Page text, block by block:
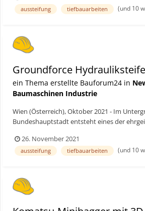
zwei Millionen und investiert erhebliche
aussteifung tiefbauarbeiten (und 10
Groundforce
ein Thema erstellte Bauforum24 in
Baumaschinen Industrie
Wien (Österreich), Oktober 2021 - Im
Bundeshauptstadt entsteht eines der
zum Jahr 2030 mit einer einer Zunahme der
zwei Millionen und investiert erhebliche
26. November 2021
aussteifung tiefbauarbeiten (und 10